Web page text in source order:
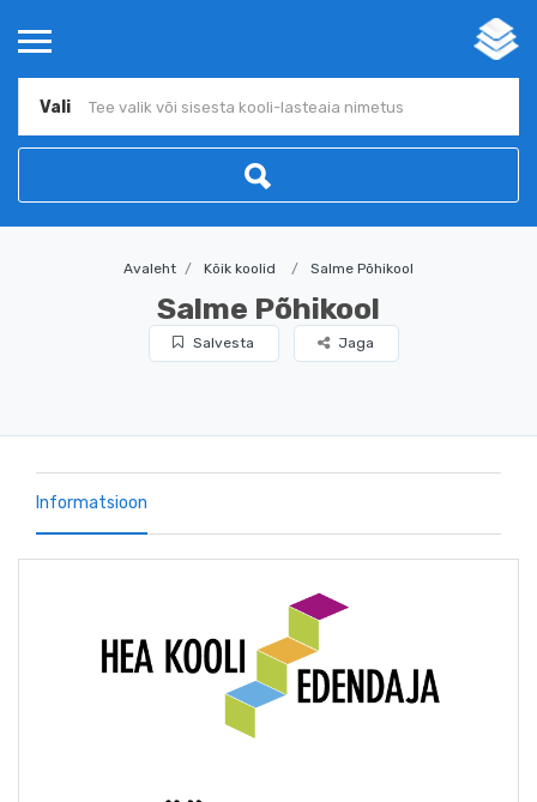
Vali
Avaleht Kõik koolid Salme Põhikool
Salme Põhikool
Salvesta Jaga
Informatsioon